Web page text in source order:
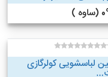
لباسشویی کولرگازی